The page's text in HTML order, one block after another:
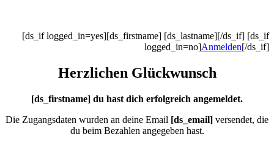
[ds_if logged_in=yes][ds_firstname] [ds_lastname][/ds_if] [ds_if
logged_in=no]Anmelden[/ds_if]
Herzlichen Glückwunsch
[ds_firstname] du hast dich erfolgreich angemeldet.
Die Zugangsdaten wurden an deine Email [ds_email] versendet, die
du beim Bezahlen angegeben hast.